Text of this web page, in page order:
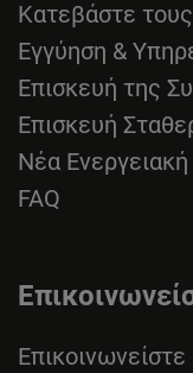
Κατεβάστε
Εγγύηση &
Επισκευή της
Επισκευή
Νέα Ενεργειακή
FAQ
Επικοινωνείστε